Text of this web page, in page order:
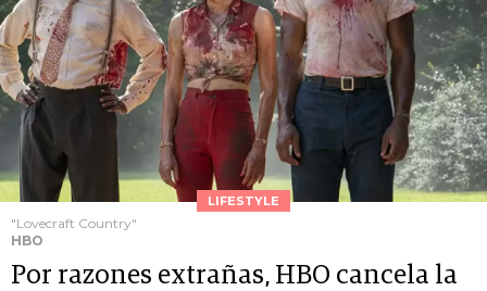
LIFESTYLE
"Lovecraft Country"
HBO
Por razones extrañas, HBO cancela la